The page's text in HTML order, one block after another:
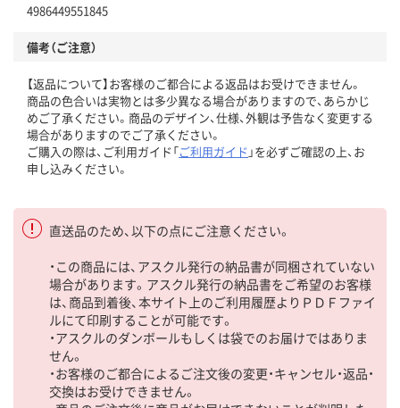
4986449551845
備考（ご注意）
【返品について】お客様のご都合による返品はお受けできません。
商品の色合いは実物とは多少異なる場合がありますので、あらかじ
めご了承ください。商品のデザイン、仕様、外観は予告なく変更する
場合がありますのでご了承ください。
ご購入の際は、ご利用ガイド「ご利用ガイド 」を必ずご確認の上、お
申し込みください。
直送品のため、以下の点にご注意ください。
・この商品には、アスクル発行の納品書が同梱されていない
場合があります。アスクル発行の納品書をご希望のお客様
は、商品到着後、本サイト上のご利用履歴よりＰＤＦファイ
ルにて印刷することが可能です。
・アスクルのダンボールもしくは袋でのお届けではありま
せん。
・お客様のご都合によるご注文後の変更・キャンセル・返品・
交換はお受けできません。